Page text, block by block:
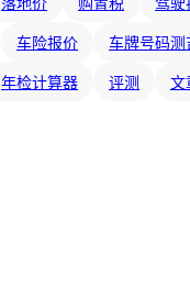
落地价 购置税 驾驶
车险报价 车牌号码测
年检计算器 评测 文